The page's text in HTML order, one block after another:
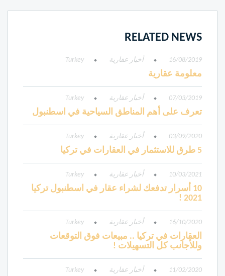
RELATED NEWS
16/08/2019 أخبار عقارية Turkey
معلومة عقارية
07/03/2019 أخبار عقارية Turkey
تعرف على أهم المناطق السياحية في اسطنبول
03/09/2020 أخبار عقارية Turkey
5 طرق للاستثمار في العقارات في تركيا
10/03/2021 أخبار عقارية Turkey
10 أسرار تدفعك لشراء عقار في اسطنبول تركيا
2021 !
16/10/2020 أخبار عقارية Turkey
العقارات في تركيا .. مبيعات فوق التوقعات
وللأجانب كل التسهيلات !
11/02/2020 أخبار عقارية Turkey